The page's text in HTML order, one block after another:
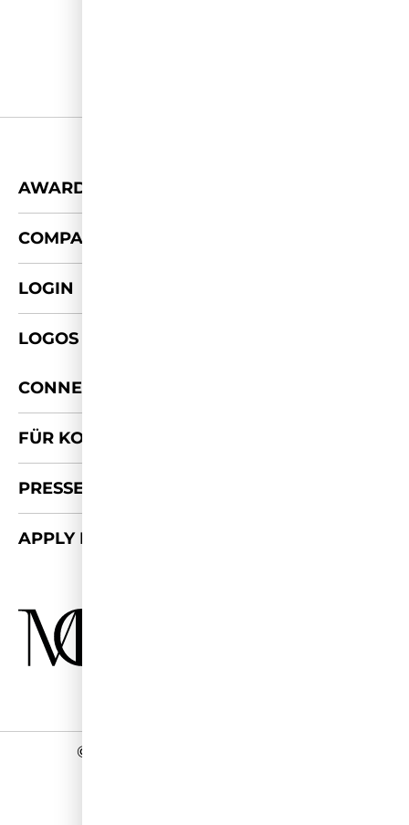
AWARDS
COMPANY
LOGIN
LOGOS & FOTOS
CONNECT
FÜR KOOPERATIONEN
PRESSE-KIT
APPLY FOR 2026/27
©